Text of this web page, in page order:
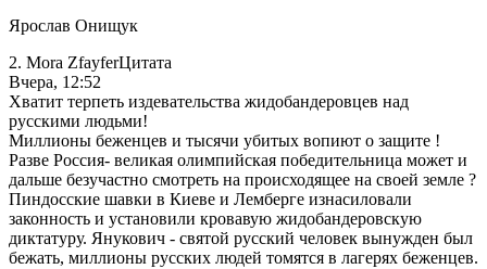
Ярослав Онищук
2. Mora ZfayferЦитата
Вчера, 12:52
Хватит терпеть издевательства жидобандеровцев над
русскими людьми!
Миллионы беженцев и тысячи убитых вопиют о защите !
Разве Россия- великая олимпийская победительница может и
дальше безучастно смотреть на происходящее на своей земле ?
Пиндосские шавки в Киеве и Лемберге изнасиловали
законность и установили кровавую жидобандеровскую
диктатуру. Янукович - святой русский человек вынужден был
бежать, миллионы русских людей томятся в лагерях беженцев.